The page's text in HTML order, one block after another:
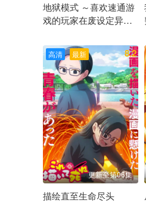
地狱模式 ～喜欢速通游
戏的玩家在废设定异世
最新
高清 8.2
更新至第06集
描绘直至生命尽头